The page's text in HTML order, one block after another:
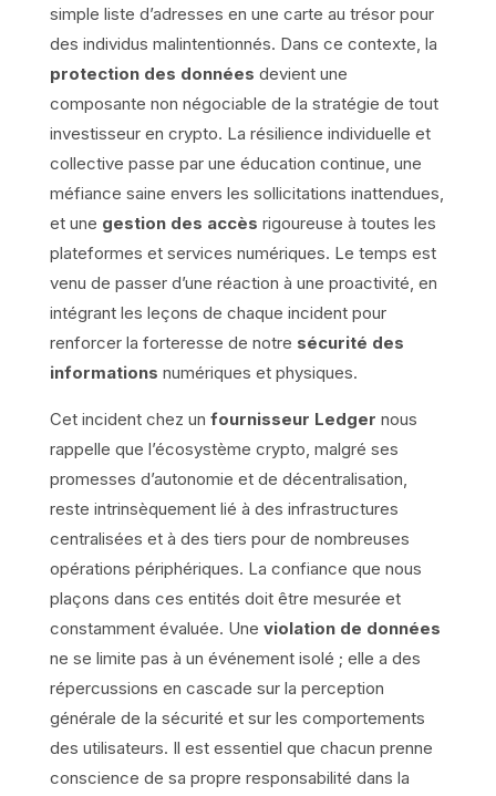
simple liste d’adresses en une carte au trésor pour
des individus malintentionnés. Dans ce contexte, la
protection des données devient une
composante non négociable de la stratégie de tout
investisseur en crypto. La résilience individuelle et
collective passe par une éducation continue, une
méfiance saine envers les sollicitations inattendues,
et une gestion des accès rigoureuse à toutes les
plateformes et services numériques. Le temps est
venu de passer d’une réaction à une proactivité, en
intégrant les leçons de chaque incident pour
renforcer la forteresse de notre sécurité des
informations numériques et physiques.
Cet incident chez un fournisseur Ledger nous
rappelle que l’écosystème crypto, malgré ses
promesses d’autonomie et de décentralisation,
reste intrinsèquement lié à des infrastructures
centralisées et à des tiers pour de nombreuses
opérations périphériques. La confiance que nous
plaçons dans ces entités doit être mesurée et
constamment évaluée. Une violation de données
ne se limite pas à un événement isolé ; elle a des
répercussions en cascade sur la perception
générale de la sécurité et sur les comportements
des utilisateurs. Il est essentiel que chacun prenne
conscience de sa propre responsabilité dans la